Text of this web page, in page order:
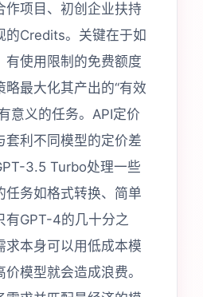
作项目、初创企业扶持
的Credits。关键在于如
有使用限制的免费额度
最大化其产出的“有效
意义的任务。API定价
套利不同模型的定价差
3.5 Turbo处理一些
任务如格式转换、简单
有GPT-4的几十分之
求本身可以用低成本模
模型就会造成浪费。